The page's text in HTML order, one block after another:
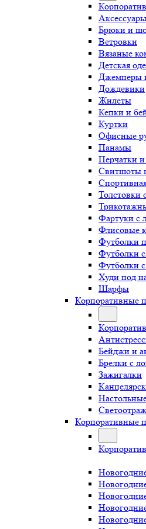
Аксессуары
Брюки и
Ветровки
Вязаные
Детская
Джемперы
Дождевики
Жилеты
Кепки и
Куртки
Офисные
Панамы
Перчатки
Свитшоты
Толстовки
Фартуки с
Флисовые
Футболки
Футболки
Футболки
Худи под
Шарфы
Корпоративные
Бейджи и
Брелки с
Зажигалки
Корпоративные